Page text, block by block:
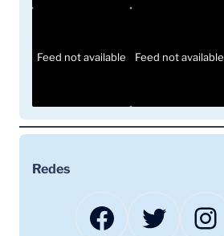
Feed not available Feed not available
Redes
Facebook Twitter Instagram